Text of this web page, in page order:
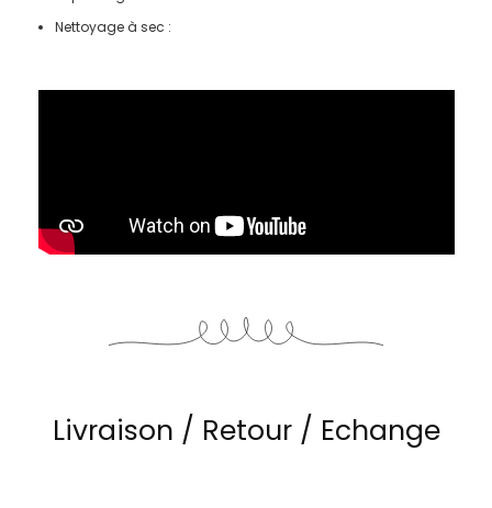
Nettoyage à sec :
Livraison / Retour / Echange